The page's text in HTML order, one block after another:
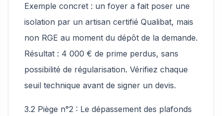
Exemple concret : un foyer a fait poser une
isolation par un artisan certifié Qualibat, mais
non RGE au moment du dépôt de la demande.
Résultat : 4 000 € de prime perdus, sans
possibilité de régularisation. Vérifiez chaque
seuil technique avant de signer un devis.
3.2 Piège n°2 : Le dépassement des plafonds